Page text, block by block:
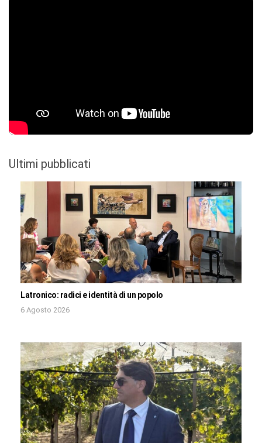
Ultimi pubblicati
Latronico: radici e identità di un popolo
6 Agosto 2026